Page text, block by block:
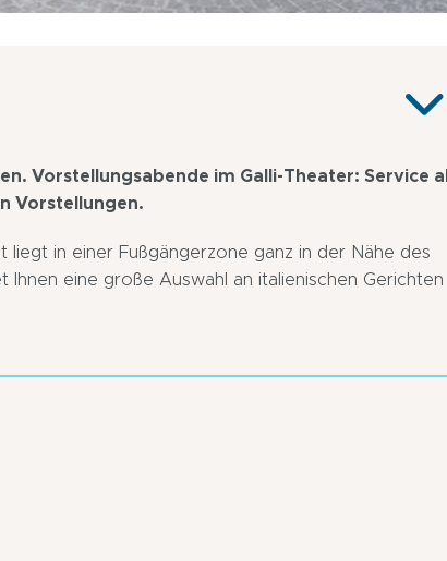
Vorstellungsabende im Galli-Theater: Service
Vorstellungen.
liegt in einer Fußgängerzone ganz in der Nähe des
Ihnen eine große Auswahl an italienischen Gerichten